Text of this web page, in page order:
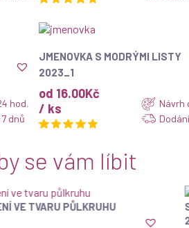
hod.
dnů
ZOBRAZIT
JMENOVKA S MODRÝMI LISTY
2023_1
od 16.00Kč
/ ks
Návrh
se vám líbit
VE TVARU PŮLKRUHU